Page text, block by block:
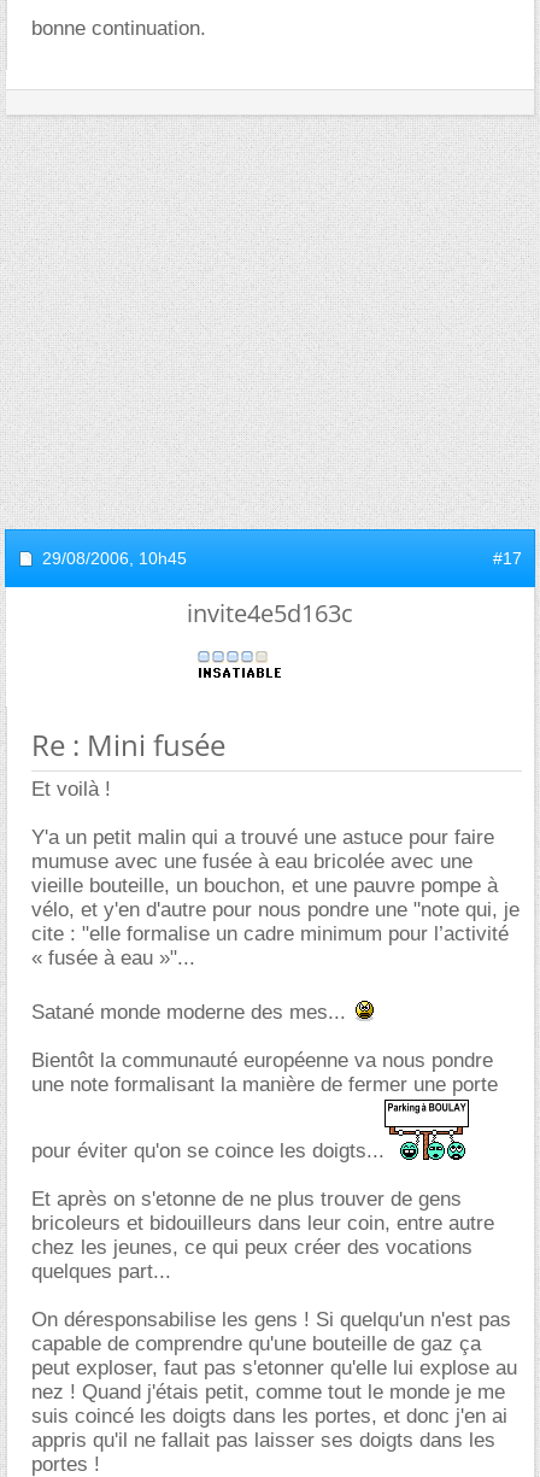
bonne continuation.
29/08/2006, 10h45 #17
invite4e5d163c
Re : Mini fusée
Et voilà !
Y'a un petit malin qui a trouvé une astuce pour faire
mumuse avec une fusée à eau bricolée avec une
vieille bouteille, un bouchon, et une pauvre pompe à
vélo, et y'en d'autre pour nous pondre une "note qui, je
cite : "elle formalise un cadre minimum pour l’activité
« fusée à eau »"...
Satané monde moderne des mes...
Bientôt la communauté européenne va nous pondre
une note formalisant la manière de fermer une porte
pour éviter qu'on se coince les doigts...
Et après on s'etonne de ne plus trouver de gens
bricoleurs et bidouilleurs dans leur coin, entre autre
chez les jeunes, ce qui peux créer des vocations
quelques part...
On déresponsabilise les gens ! Si quelqu'un n'est pas
capable de comprendre qu'une bouteille de gaz ça
peut exploser, faut pas s'etonner qu'elle lui explose au
nez ! Quand j'étais petit, comme tout le monde je me
suis coincé les doigts dans les portes, et donc j'en ai
appris qu'il ne fallait pas laisser ses doigts dans les
portes !